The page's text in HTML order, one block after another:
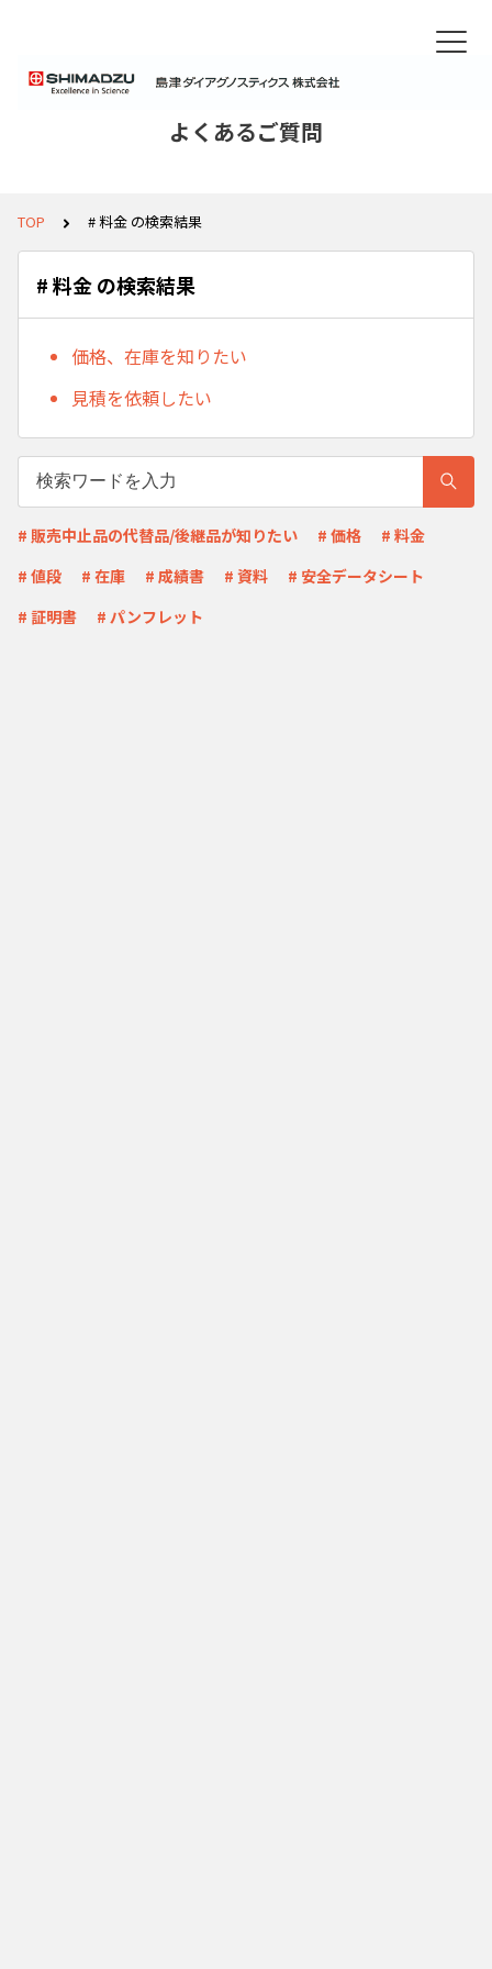
よくあるご質問
TOP # 料金 の検索結果
# 料金 の検索結果
価格、在庫を知りたい
見積を依頼したい
# 販売中止品の代替品/後継品が知りたい # 価格
# 料金
# 値段
# 在庫 # 成績書 # 資料
# 安全データシート
# 証明書
# パンフレット